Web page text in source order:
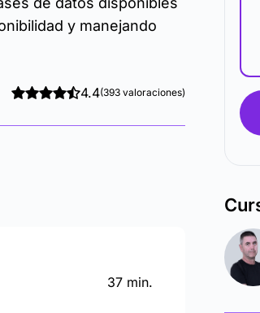
y manejando
4.4(393 valoraciones)
37 min.